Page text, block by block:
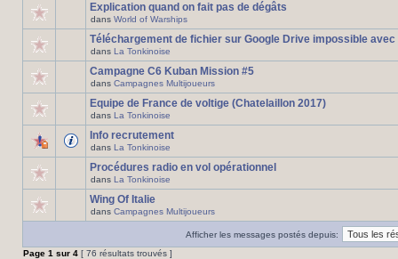
Explication quand on fait pas de dégâts
dans World of Warships
Téléchargement de fichier sur Google Drive impossible avec
dans La Tonkinoise
Campagne C6 Kuban Mission #5
dans Campagnes Multijoueurs
Equipe de France de voltige (Chatelaillon 2017)
dans La Tonkinoise
Info recrutement
dans La Tonkinoise
Procédures radio en vol opérationnel
dans La Tonkinoise
Wing Of Italie
dans Campagnes Multijoueurs
Afficher les messages postés depuis:
Page 1 sur 4 [ 76 résultats trouvés ]